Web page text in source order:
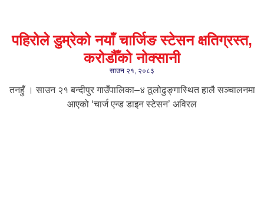
पहिरोले डुम्रेको नयाँ चार्जिङ स्टेसन क्षतिग्रस्त,
करोडौँको नोक्सानी
साउन २१, २०८३
तनहुँ । साउन २१ बन्दीपुर गाउँपालिका–४ ठूलोढुङ्गास्थित हालै सञ्चालनमा
आएको ‘चार्ज एन्ड डाइन स्टेसन’ अविरल